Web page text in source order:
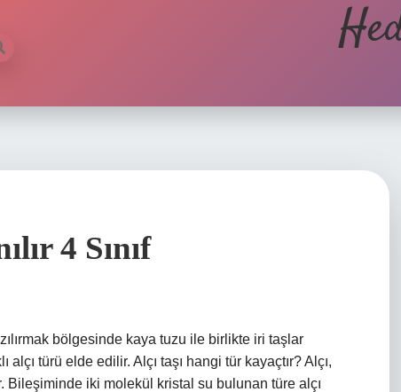
4 Sınıf
bölgesinde kaya tuzu ile birlikte iri taşlar
türü elde edilir. Alçı taşı hangi tür kayaçtır? Alçı,
iki molekül kristal su bulunan türe alçı